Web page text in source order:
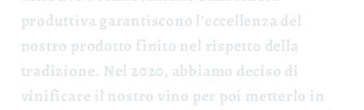
produttiva garantiscono l’eccellenza del
nostro prodotto finito nel rispetto della
tradizione. Nel 2020, abbiamo deciso di
vinificare il nostro vino per poi metterlo in